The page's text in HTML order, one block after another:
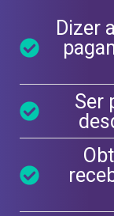
Dizer
Ser